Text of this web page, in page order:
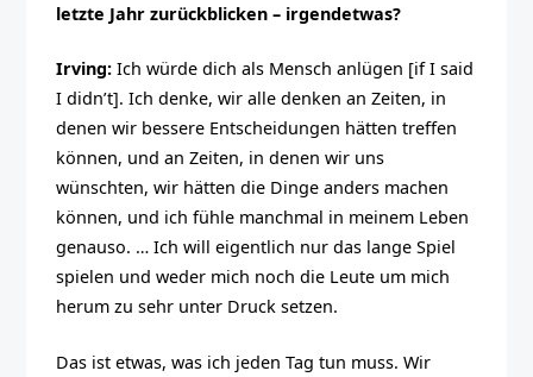
letzte Jahr zurückblicken – irgendetwas?
Irving: Ich würde dich als Mensch anlügen [if I said
I didn’t]. Ich denke, wir alle denken an Zeiten, in
denen wir bessere Entscheidungen hätten treffen
können, und an Zeiten, in denen wir uns
wünschten, wir hätten die Dinge anders machen
können, und ich fühle manchmal in meinem Leben
genauso. … Ich will eigentlich nur das lange Spiel
spielen und weder mich noch die Leute um mich
herum zu sehr unter Druck setzen.
Das ist etwas, was ich jeden Tag tun muss. Wir